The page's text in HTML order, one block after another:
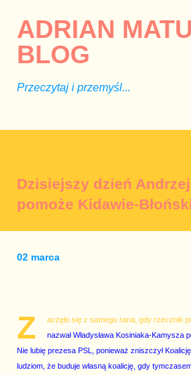
ADRIAN
BLOG
Przeczytaj i przemyśl...
Dzisiejszy dzień
pomoże Kidawie-
02 marca
Z
aczęło się z samego rana, gdy rzecznik
nazwał Władysława Kosiniaka-Kamysza
Nie lubię prezesa PSL, ponieważ zniszczył
ludziom, że buduje własną koalicję, gdy